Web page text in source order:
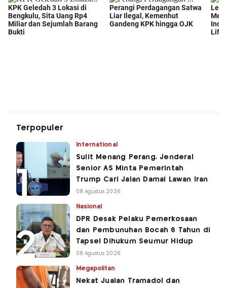
Terpopuler
International
Sulit Menang Perang, Jenderal
Senior AS Minta Pemerintah
Trump Cari Jalan Damai Lawan Iran
08 Agustus 2026
Nasional
DPR Desak Pelaku Pemerkosaan
dan Pembunuhan Bocah 6 Tahun di
Tapsel Dihukum Seumur Hidup
08 Agustus 2026
Megapolitan
Nekat Jualan Tramadol dan